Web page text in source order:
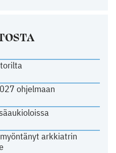
ohjelmaan
arkkiatrin